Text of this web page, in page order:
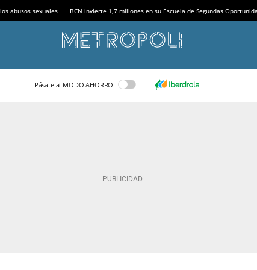
abusos sexuales BCN invierte 1,7 millones en su Escuela de Segundas
Pásate al MODO AHORRO